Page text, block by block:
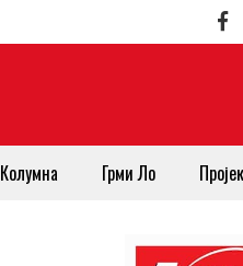
Колумна Грми Ло